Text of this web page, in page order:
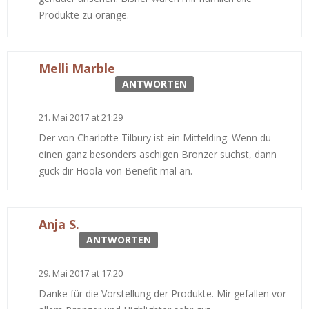
Produkte zu orange.
Melli Marble
ANTWORTEN
21. Mai 2017 at 21:29
Der von Charlotte Tilbury ist ein Mittelding. Wenn du
einen ganz besonders aschigen Bronzer suchst, dann
guck dir Hoola von Benefit mal an.
Anja S.
ANTWORTEN
29. Mai 2017 at 17:20
Danke für die Vorstellung der Produkte. Mir gefallen vor